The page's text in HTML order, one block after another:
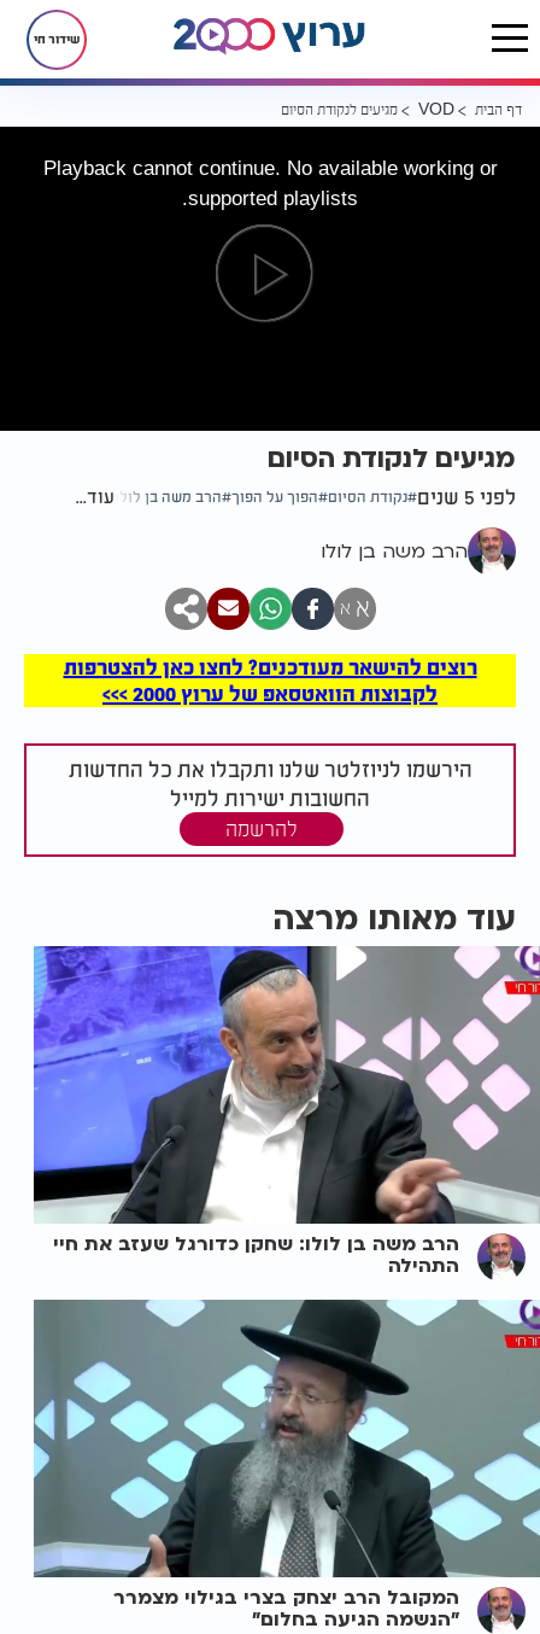
שידור חי
דף הבית VOD מגיעים לנקודת הסיום
Playback cannot continue. No available working or
supported playlists.
מגיעים לנקודת הסיום
לפני 5 שנים נקודת הסיום הפוך על הפוך הרב משה בן לולו עוד...
הרב משה בן לולו
א א
רוצים להישאר מעודכנים? לחצו כאן להצטרפות
לקבוצות הוואטסאפ של ערוץ 2000 >>>
הירשמו לניוזלטר שלנו ותקבלו את כל החדשות
החשובות ישירות למייל
להרשמה
עוד מאותו מרצה
הרב משה בן לולו: שחקן כדורגל שעזב את חיי
התהילה
המקובל הרב יצחק בצרי בגילוי מצמרר
"הנשמה הגיעה בחלום"